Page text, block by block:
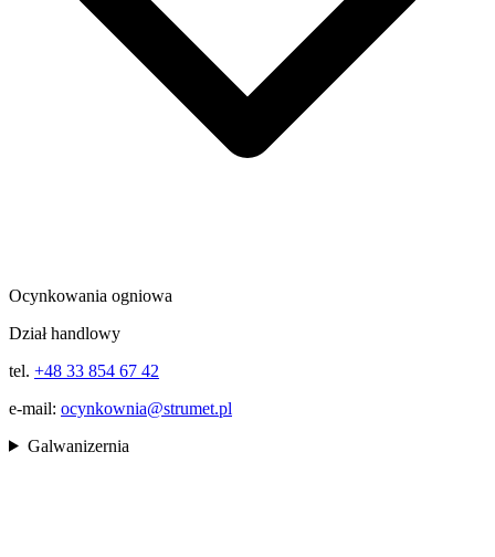
Ocynkowania ogniowa
Dział handlowy
tel. +48 33 854 67 42
e-mail: ocynkownia@strumet.pl
Galwanizernia